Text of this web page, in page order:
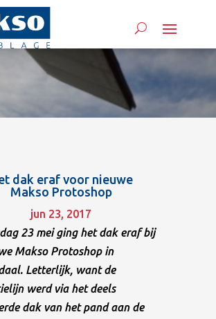
dak eraf voor nieuwe
Makso Protoshop
jun 23, 2017
23 mei ging het dak eraf bij
Makso Protoshop in
Letterlijk, want de
werd via het deels
dak van het pand aan de